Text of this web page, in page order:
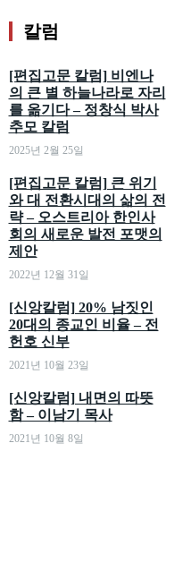
칼럼
[편집고문 칼럼] 비엔나
의 큰 별 하늘나라로 자리
를 옮기다 – 정창식 박사
추모 칼럼
2025년 2월 25일
[편집고문 칼럼] 큰 위기
와 대 전환시대의 삶의 전
략 – 오스트리아 한인사
회의 새로운 발전 포맷의
제안
2022년 12월 31일
[신앙칼럼] 20% 남짓인
20대의 종교인 비율 – 전
헌호 신부
2021년 10월 23일
[신앙칼럼] 내면의 따뜻
함 – 이남기 목사
2021년 10월 8일